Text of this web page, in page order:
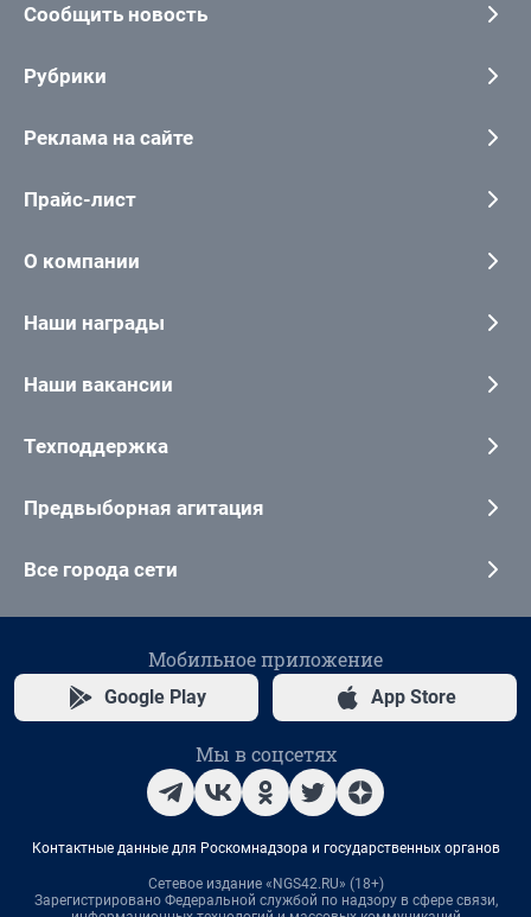
Сообщить новость
Рубрики
Реклама на сайте
Прайс-лист
О компании
Наши награды
Наши вакансии
Техподдержка
Предвыборная агитация
Все города сети
Мобильное приложение
Google Play App Store
Мы в соцсетях
Контактные данные для Роскомнадзора и государственных органов
Сетевое издание «NGS42.RU» (18+)
Зарегистрировано Федеральной службой по надзору в сфере связи,